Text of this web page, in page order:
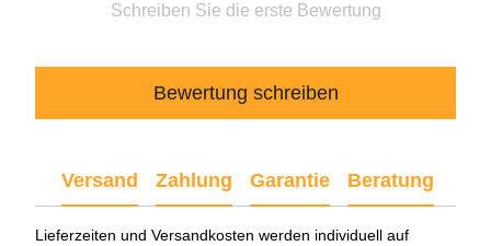
Schreiben Sie die erste Bewertung
Bewertung schreiben
Versand Zahlung Garantie Beratung
Lieferzeiten und Versandkosten werden individuell auf